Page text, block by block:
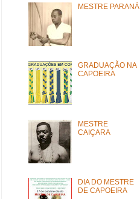
MESTRE PARANÁ
GRADUAÇÃO NA
CAPOEIRA
MESTRE
CAIÇARA
DIA DO MESTRE
DE CAPOEIRA